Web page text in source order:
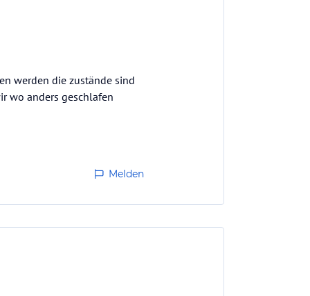
werden die zustände sind
wo anders geschlafen
Melden